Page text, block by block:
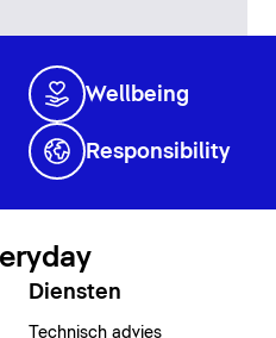
Wellbeing
Responsibility
Diensten
Technisch advies